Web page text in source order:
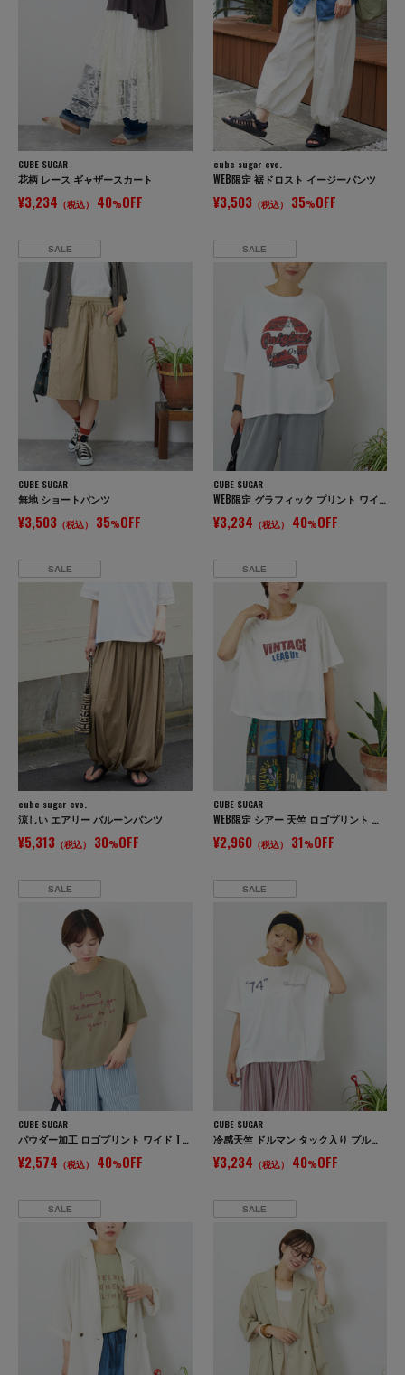
CUBE SUGAR
花柄 レース ギャザースカート
¥3,234 （税込） 40%OFF
cube sugar evo.
WEB限定 裾ドロスト イージーパンツ
¥3,503（税込） 35%OFF
SALE
CUBE SUGAR
無地 ショートパンツ
¥3,503 （税込） 35%OFF
SALE
CUBE SUGAR
WEB限定 グラフィック プリント ワイド Tシャツ
¥3,234 （税込） 40%OFF
SALE
cube sugar evo.
涼しい エアリー バルーンパンツ
¥5,313 （税込） 30%OFF
SALE
CUBE SUGAR
WEB限定 シアー 天竺 ロゴプリント ワイド Tシャツ
¥2,960（税込） 31%OFF
SALE
CUBE SUGAR
パウダー加工 ロゴプリント ワイド Tシャツ
¥2,574 （税込） 40%OFF
SALE
CUBE SUGAR
冷感天竺 ドルマン タック入り プルオーバー Tシャツ
¥3,234 （税込） 40%OFF
SALE SALE